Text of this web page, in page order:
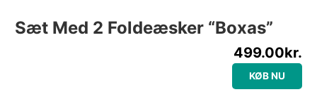
Sæt Med 2 Foldeæsker “Boxas”
499.00kr.
KØB NU